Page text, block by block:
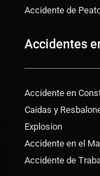
Accidente de
Accidentes
Accidente en
Caidas y
Explosion
Accidente en el
Accidente de